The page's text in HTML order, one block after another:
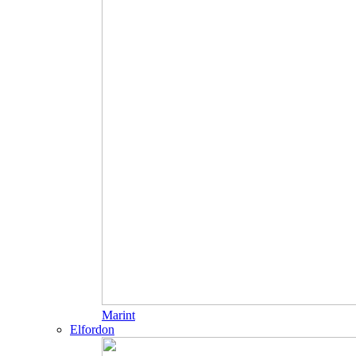
Marint
Elfordon